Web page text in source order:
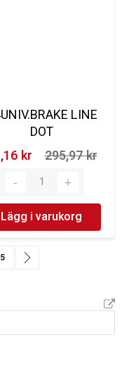
LINE
DOT
kr‎
295,97 kr‎
Lägg i varukorg
Sida
5